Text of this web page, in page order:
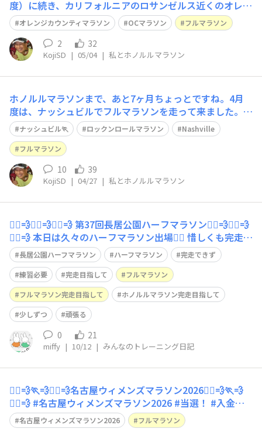
度）に続き、カリフォルニアのロサンゼルス近くのオレン
ジカウンティで走って来ました。ホノルルマラソンが待ち
遠しいです。Short YouTube:https://youtube.com/shor
ts/udnXQdYcz4MFull Video:htt
オレンジカウンティマラソン OCマラソン フルマラソン
2 32
KojiSD | 05/04 | 私とホノルルマラソン
ホノルルマラソンまで、あと7ヶ月ちょっとですね。4月
度は、ナッシュビルでフルマラソンを走って来ました。ホ
ノルル目指して、トレーニングを頑張りましょう！Short
Video:https://youtube.com/shorts/wobBoU1cd_AFull
Video: https://youtu
ナッシュビル🏃 ロックンロールマラソン
Nashville
フルマラソン
10 39
KojiSD | 04/27 | 私とホノルルマラソン
🏃‍♀️💨🏃‍♀️💨🏃‍♀️💨 第37回長居公園ハーフマラソン🏃‍♀️💨🏃‍♀️💨
🏃‍♀️💨 本日は久々のハーフマラソン出場🏃‍♀️ 惜しくも完走で
きず😢 残り3kmでリタイア。 周回コースじゃなけりゃ、
頑張れたかも。 しかし、もうすぐ入院やし、無理したら
アカンし。 #長居公園 #長居ハーフ
長居公園ハーフマラソン ハーフマラソン
完走できず
練習必要
完走目指して
フルマラソン
フルマラソン完走目指して
ホノルルマラソン完走目指して
少しずつ
頑張る
0 21
miffy | 10/12 | みんなのトレーニング日記
🏃‍♀️💨🏃💨🏃‍♂️💨名古屋ウィメンズマラソン2026🏃‍♀️💨🏃💨
🏃‍♂️💨 #名古屋ウィメンズマラソン2026 #当選！ #入金済
み わーい🙌わーい🙌 練習するぞー😤😤😤😤😤💪💪💪💪💪
また前泊だな。楽しみ😊 #前泊 #名古屋 #愛知県 #完走出
名古屋ウィメンズマラソン2026 フルマラソン